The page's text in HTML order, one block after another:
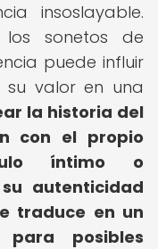
insoslayable.
los sonetos de
puede influir
su valor en una
la historia del
con el propio
íntimo o
autenticidad
traduce en un
posibles